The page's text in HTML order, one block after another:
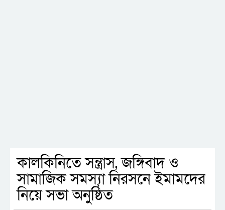
কালকিনিতে সন্ত্রাস, জঙ্গিবাদ ও
সামাজিক সমস্যা নিরসনে ইমামদের
নিয়ে সভা অনুষ্ঠিত